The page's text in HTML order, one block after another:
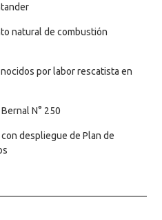
natural de combustión
por labor rescatista en
N° 250
despliegue de Plan de